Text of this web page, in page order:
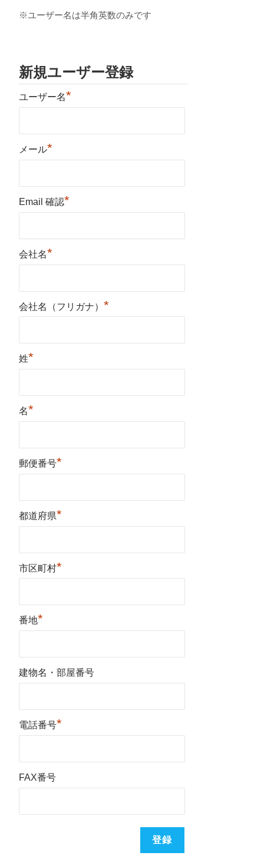
※ユーザー名は半角英数のみです
新規ユーザー登録
ユーザー名*
メール*
Email 確認*
会社名*
会社名（フリガナ）*
姓*
名*
郵便番号*
都道府県*
市区町村*
番地*
建物名・部屋番号
電話番号*
FAX番号